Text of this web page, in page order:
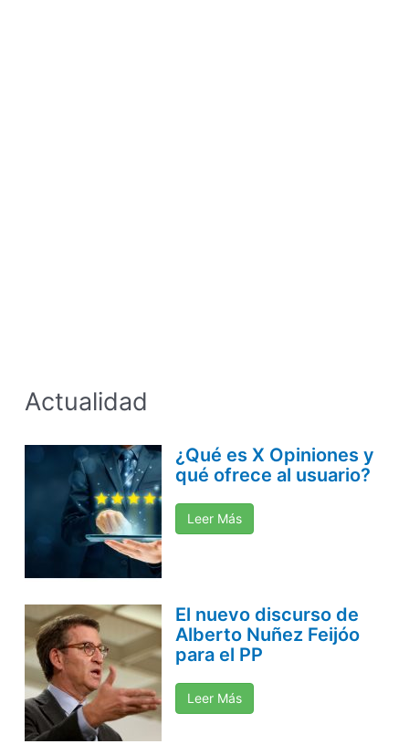
Actualidad
¿Qué es X Opiniones y
qué ofrece al usuario?
Leer Más
El nuevo discurso de
Alberto Nuñez Feijóo
para el PP
Leer Más